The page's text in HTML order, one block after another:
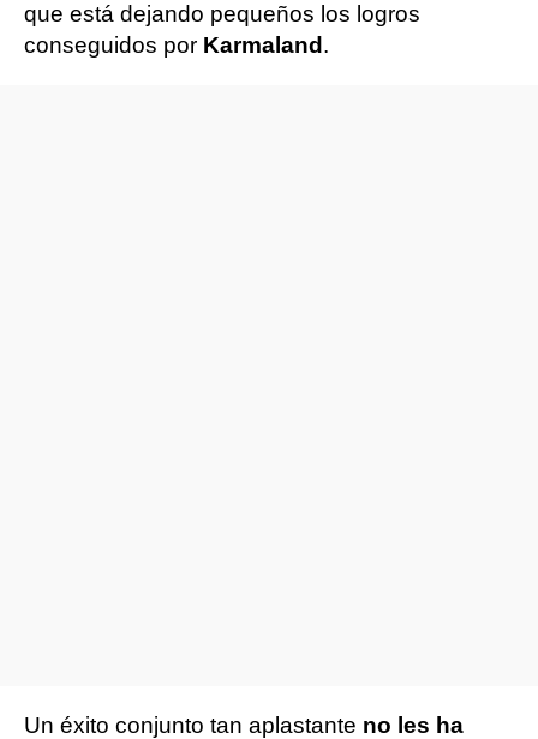
que está dejando pequeños los logros
conseguidos por Karmaland .
Un éxito conjunto tan aplastante no les ha